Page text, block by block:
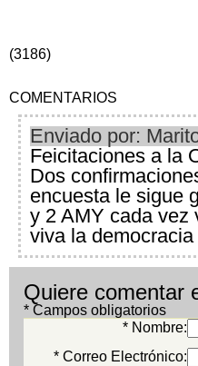
(3186)
COMENTARIOS
Enviado por:
Feicitaciones a la
Dos
encuesta le sigue
y 2 AMY cada vez
viva la democracia
Quiere comentar
* Campos obligatorios
* Nombre:
* Correo Electrónico: